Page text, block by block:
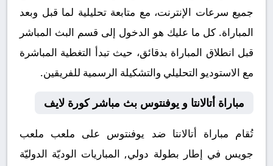
جميع سرعات الإنترنت، مع متابعة تحليلية لما قبل وبعد
المباراة. كل ما عليك هو الدخول إلى قسم البث المباشر
قبل انطلاق المباراة بدقائق، حيث تبدأ التغطية المباشرة
مع الاستوديو التحليلي والتشكيلة الرسمية للفريقين.
مباراة أتالانتا و يوفنتوس بث مباشر كورة لايف
تُقام مباراة أتالانتا ضد يوفنتوس على ملعب ملعب
جويس في إطار بطولة دولي, المباريات الوديّة الدوليّة